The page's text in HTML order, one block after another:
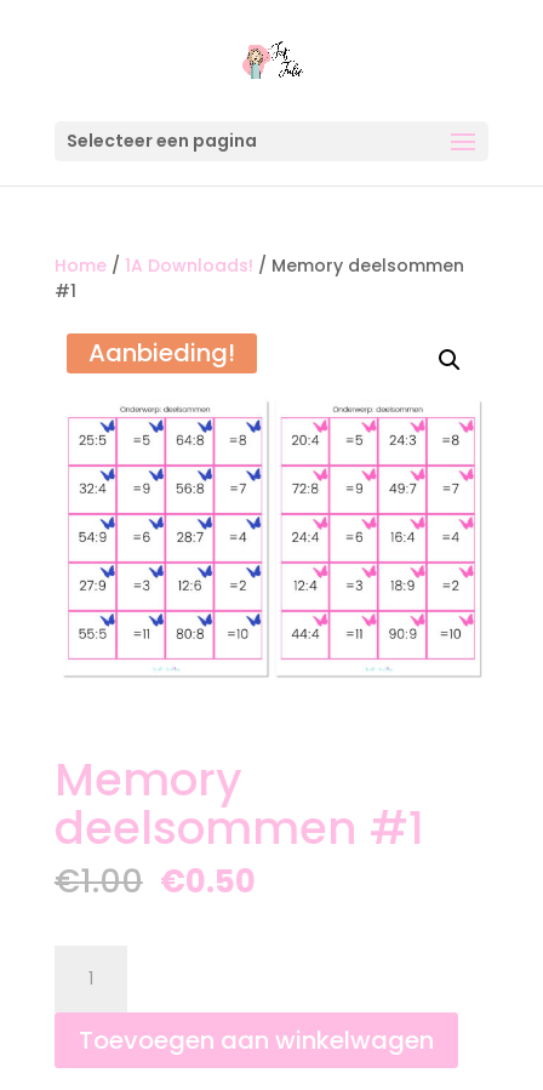
Selecteer een pagina
Home/ 1A Downloads! / Memory deelsommen
#1
Aanbieding!
Memory
deelsommen #1
€1.00 Oorspronkelijke
prijs
€0.50Huidige
deelsommen
#1
aantal
Toevoegen aan winkelwagen